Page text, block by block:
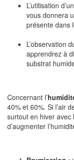
L’utilisation
vous donnera
présente dans
L’observation
apprendrez à
substrat
Concernant l’
40% et 60%. Si l’air
surtout en hiver avec
d’augmenter